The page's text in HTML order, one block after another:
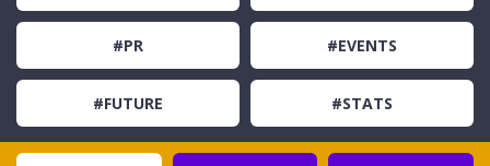
#PR #EVENTS
#FUTURE #STATS